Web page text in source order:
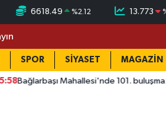
6618.49 %2.12 13.773
SPOR SİYASET MAGAZİN
Mahallesi'nde 101. buluşma: Sorunlar